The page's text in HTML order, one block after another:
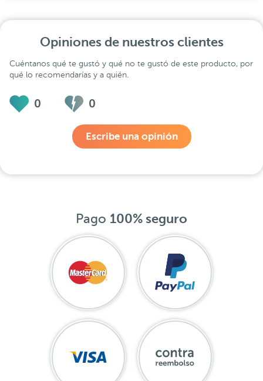
Opiniones de nuestros clientes
Cuéntanos qué te gustó y qué no te gustó de este producto, por
qué lo recomendarías y a quién.
0 0
Escribe una opinión
Pago 100% seguro